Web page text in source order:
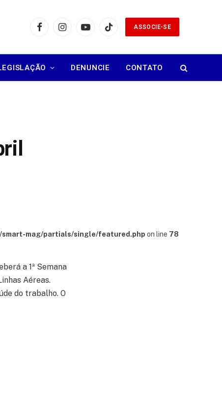
FacebookInstagramYouTubeTikTok
ASSOCIE-SE
DENUNCIE CONTATO
smart-mag/partials/single/featured.php on line 78
a 1ª Semana
Aéreas.
do trabalho. O